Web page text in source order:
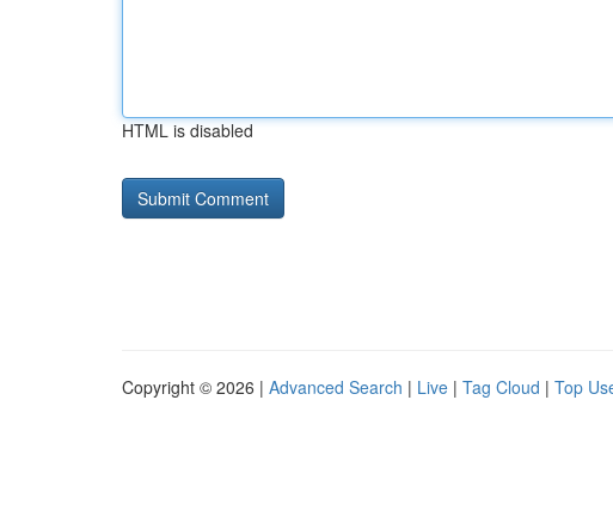
HTML is disabled
Copyright © 2026 | Advanced Search | Live | Tag Cloud | Top